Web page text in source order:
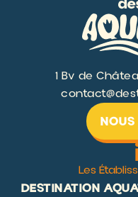
1 Bv de
Les
DESTINATION